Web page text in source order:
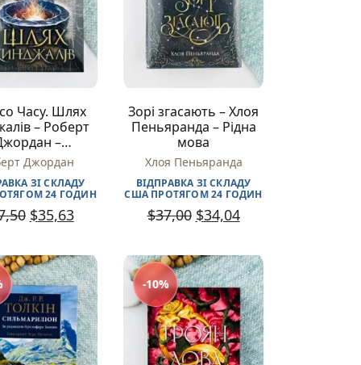
Часу. Шлях
– Роберт
–
Джордан
ЗІ СКЛАДУ
24 ГОДИН
$35,63
Зорі згасають – Хлоя
Пеньяранда – Рідна
мова
Хлоя Пеньяранда
ВІДПРАВКА ЗІ СКЛАДУ
США ПРОТЯГОМ 24 ГОДИН
$37,00 $34,04
-10%